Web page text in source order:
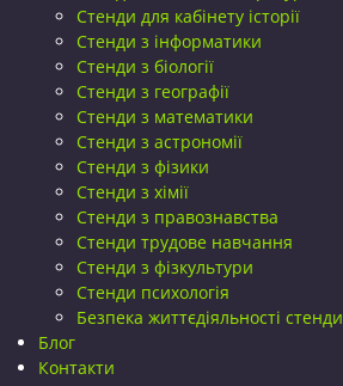
Стенди для кабінету історії
Стенди з інформатики
Стенди з біології
Стенди з географії
Стенди з математики
Стенди з астрономії
Стенди з фізики
Стенди з хімії
Стенди з правознавства
Стенди трудове навчання
Стенди з фізкультури
Стенди психологія
Безпека життєдіяльності стенди
Блог
Контакти